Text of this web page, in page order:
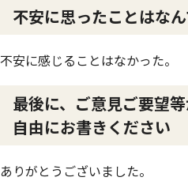
不安に思ったことはな
不安に感じることはなかった。
最後に、ご意見ご要望
自由にお書きください
ありがとうございました。